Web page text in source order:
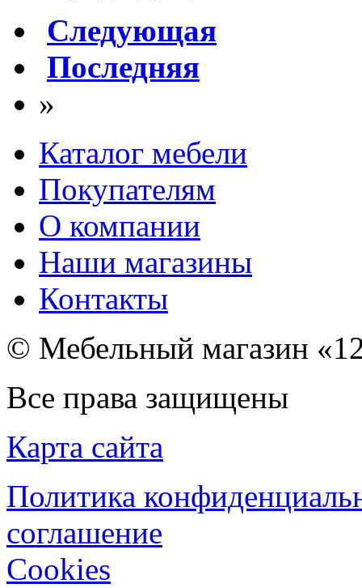
Следующая
Последняя
»
Каталог мебели
Покупателям
О компании
Наши магазины
Контакты
© Мебельный магазин
Все права защищены
Карта сайта
Политика
соглашение
Cookies